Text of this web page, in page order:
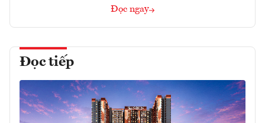
Đọc ngay
Đọc tiếp